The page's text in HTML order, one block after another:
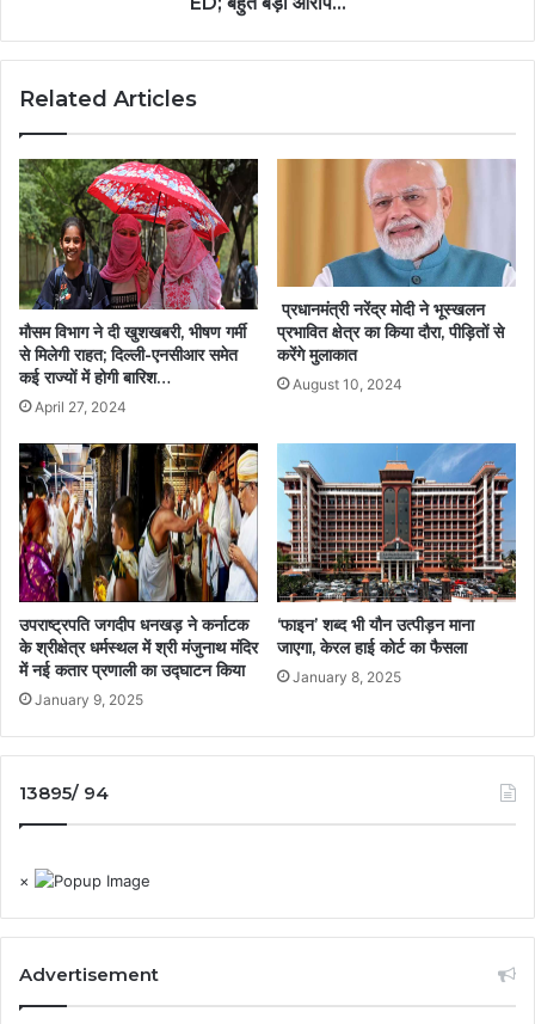
Related Articles
मौसम विभाग ने दी खुशखबरी, भीषण गर्मी
से मिलेगी राहत; दिल्ली-एनसीआर समेत
कई राज्यों में होगी बारिश…
April 27, 2024
प्रधानमंत्री नरेंद्र मोदी ने भूस्खलन
प्रभावित क्षेत्र का किया दौरा, पीड़ितों से
करेंगे मुलाकात
August 10, 2024
उपराष्ट्रपति जगदीप धनखड़ ने कर्नाटक
के श्रीक्षेत्र धर्मस्थल में श्री मंजुनाथ मंदिर
में नई कतार प्रणाली का उद्घाटन किया
January 9, 2025
‘फाइन’ शब्द भी यौन उत्पीड़न माना
जाएगा, केरल हाई कोर्ट का फैसला
January 8, 2025
13895/ 94
×
Advertisement